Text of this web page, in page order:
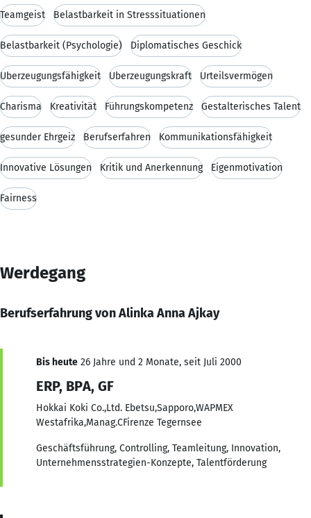
Teamgeist Belastbarkeit in Stresssituationen
Belastbarkeit (Psychologie) Diplomatisches Geschick
Überzeugungsfähigkeit Überzeugungskraft Urteilsvermögen
Charisma Kreativität Führungskompetenz Gestalterisches Talent
gesunder Ehrgeiz Berufserfahren Kommunikationsfähigkeit
Innovative Lösungen Kritik und Anerkennung Eigenmotivation
Fairness
Werdegang
Berufserfahrung von Alinka Anna Ajkay
Bis heute 26 Jahre und 2 Monate, seit Juli 2000
ERP, BPA, GF
Hokkai Koki Co.,Ltd. Ebetsu,Sapporo,WAPMEX
Westafrika,Manag.CFirenze Tegernsee
Geschäftsführung, Controlling, Teamleitung, Innovation,
Unternehmensstrategien-Konzepte, Talentförderung